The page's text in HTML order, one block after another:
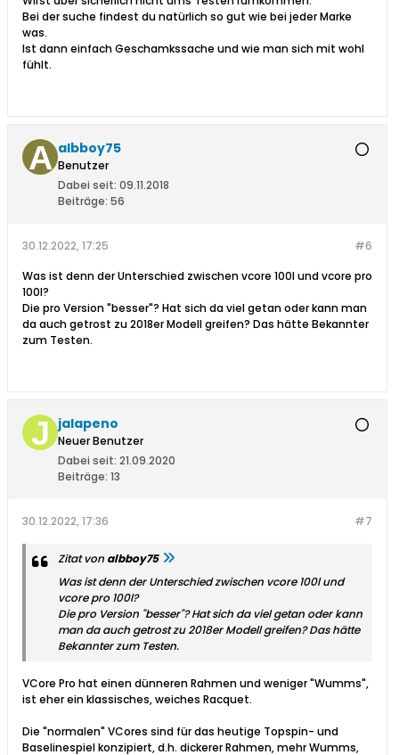
Bei der suche findest du natürlich so gut wie bei jeder Marke
was.
Ist dann einfach Geschamkssache und wie man sich mit wohl
fühlt.
albboy75
Benutzer
Dabei seit: 09.11.2018
Beiträge: 56
#6
30.12.2022, 17:25
Was ist denn der Unterschied zwischen vcore 100l und vcore pro
100l?
Die pro Version "besser"? Hat sich da viel getan oder kann man
da auch getrost zu 2018er Modell greifen? Das hätte Bekannter
zum Testen.
jalapeno
Neuer Benutzer
Dabei seit: 21.09.2020
Beiträge: 13
#7
30.12.2022, 17:36
Zitat von albboy75
Was ist denn der Unterschied zwischen vcore 100l und
vcore pro 100l?
Die pro Version "besser"? Hat sich da viel getan oder kann
man da auch getrost zu 2018er Modell greifen? Das hätte
Bekannter zum Testen.
VCore Pro hat einen dünneren Rahmen und weniger "Wumms",
ist eher ein klassisches, weiches Racquet.
Die "normalen" VCores sind für das heutige Topspin- und
Baselinespiel konzipiert, d.h. dickerer Rahmen, mehr Wumms,